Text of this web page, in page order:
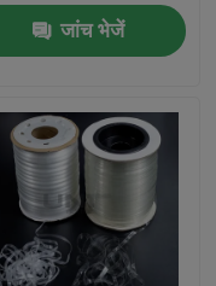
जांच भेजें